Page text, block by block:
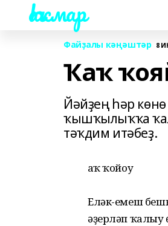
Һаҡмар
Файҙалы кәңәштәр 8
Ҡаҡ
Йәйҙең һәр
ҡышҡылыҡҡа
тәҡдим итәбеҙ.
Ҡаҡ ҡойоу
Еләк-емеш
әҙерләп